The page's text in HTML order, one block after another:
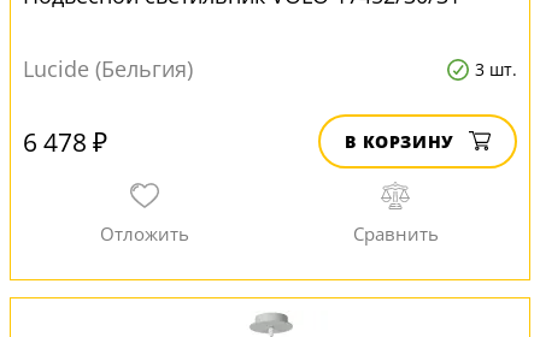
Lucide (Бельгия) 3 шт.
6 478 ₽ В КОРЗИНУ